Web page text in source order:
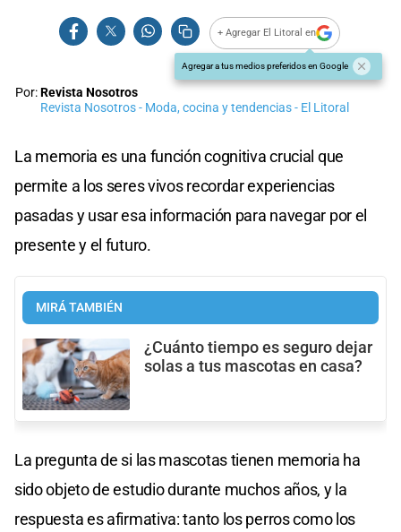
+ Agregar El Litoral en
Agregar a tus medios preferidos en Google
Por:Revista Nosotros
Revista Nosotros - Moda, cocina y tendencias - El Litoral
La memoria es una función cognitiva crucial que
permite a los seres vivos recordar experiencias
pasadas y usar esa información para navegar por el
presente y el futuro.
MIRÁ TAMBIÉN
¿Cuánto tiempo es seguro dejar
solas a tus mascotas en casa?
La pregunta de si las mascotas tienen memoria ha
sido objeto de estudio durante muchos años, y la
respuesta es afirmativa: tanto los perros como los